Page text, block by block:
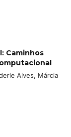
Caminhos
Alves, Márcia